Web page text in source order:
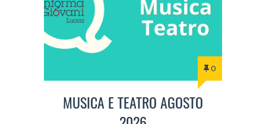
0
MUSICA E TEATRO AGOSTO